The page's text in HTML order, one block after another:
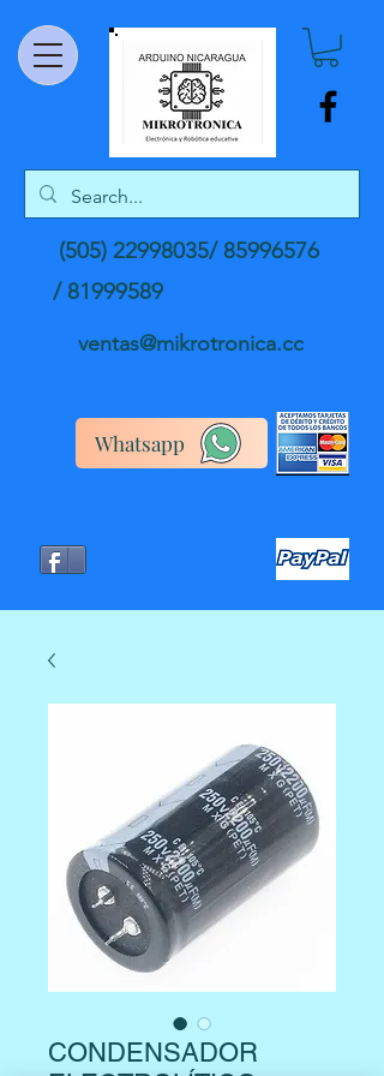
(505) 22998035/85996576
/81999589
ventas@mikrotronica.cc
Whatsapp
CONDENSADOR